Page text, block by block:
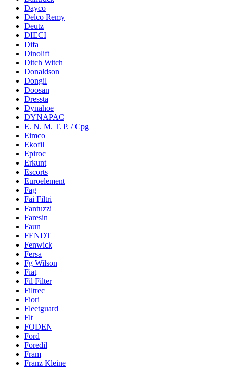
Dayco
Delco Remy
Deutz
DIECI
Difa
Dinolift
Ditch Witch
Donaldson
Dongil
Doosan
Dressta
Dynahoe
DYNAPAC
E. N. M. T. P. / Cpg
Eimco
Ekofil
Epiroc
Erkunt
Escorts
Euroelement
Fag
Fai Filtri
Fantuzzi
Faresin
Faun
FENDT
Fenwick
Fersa
Fg Wilson
Fiat
Fil Filter
Filtrec
Fiori
Fleetguard
Flt
FODEN
Ford
Foredil
Fram
Franz Kleine